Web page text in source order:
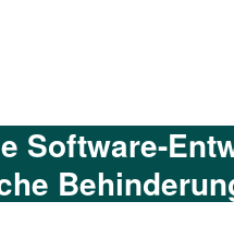
Software-